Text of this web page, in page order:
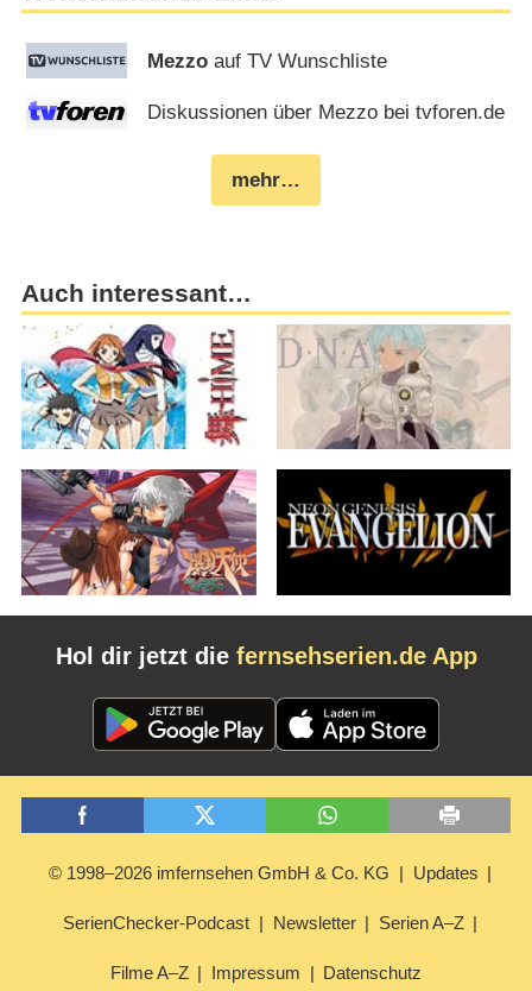
Mezzo auf TV Wunschliste
Diskussionen über Mezzo bei tvforen.de
mehr…
Auch interessant…
Hol dir jetzt die fernsehserien.de App
© 1998–2026 imfernsehen GmbH & Co. KG Updates
SerienChecker-Podcast Newsletter Serien A–Z
Filme A–Z Impressum Datenschutz